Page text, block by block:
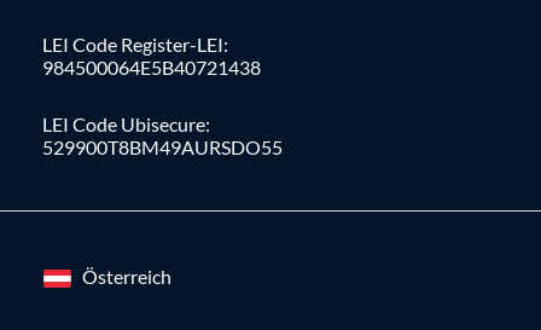
LEI Code Register-LEI:
984500064E5B40721438
LEI Code Ubisecure:
529900T8BM49AURSDO55
Österreich